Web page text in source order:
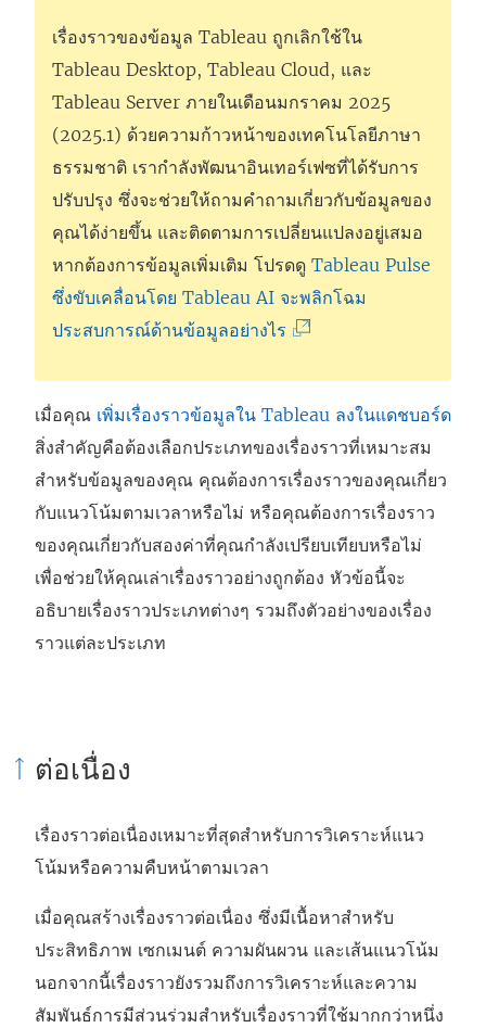
เรื่องราวของข้อมูล Tableau ถูกเลิกใช้ใน
Tableau Desktop, Tableau Cloud, และ
Tableau Server ภายในเดือนมกราคม 2025
(2025.1) ด้วยความก้าวหน้าของเทคโนโลยีภาษา
ธรรมชาติ เรากำลังพัฒนาอินเทอร์เฟซที่ได้รับการ
ปรับปรุง ซึ่งจะช่วยให้ถามคำถามเกี่ยวกับข้อมูลของ
คุณได้ง่ายขึ้น และติดตามการเปลี่ยนแปลงอยู่เสมอ
หากต้องการข้อมูลเพิ่มเติม โปรดดู Tableau Pulse
ซึ่งขับเคลื่อนโดย Tableau AI จะพลิกโฉม
ประสบการณ์ด้านข้อมูลอย่างไร
ก์
จ
ะ
เ
ปิ
ด
ใ
ห
ม่
)
เมื่อคุณ เพิ่มเรื่องราวข้อมูลใน Tableau ลงในแดชบอร์ด
สิ่งสำคัญคือต้องเลือกประเภทของเรื่องราวที่เหมาะสม
สำหรับข้อมูลของคุณ คุณต้องการเรื่องราวของคุณเกี่ยว
กับแนวโน้มตามเวลาหรือไม่ หรือคุณต้องการเรื่องราว
ของคุณเกี่ยวกับสองค่าที่คุณกำลังเปรียบเทียบหรือไม่
เพื่อช่วยให้คุณเล่าเรื่องราวอย่างถูกต้อง หัวข้อนี้จะ
อธิบายเรื่องราวประเภทต่างๆ รวมถึงตัวอย่างของเรื่อง
ราวแต่ละประเภท
ต่อเนื่อง
เรื่องราวต่อเนื่องเหมาะที่สุดสำหรับการวิเคราะห์แนว
โน้มหรือความคืบหน้าตามเวลา
เมื่อคุณสร้างเรื่องราวต่อเนื่อง ซึ่งมีเนื้อหาสำหรับ
ประสิทธิภาพ เซกเมนต์ ความผันผวน และเส้นแนวโน้ม
นอกจากนี้เรื่องราวยังรวมถึงการวิเคราะห์และความ
สัมพันธ์การมีส่วนร่วมสำหรับเรื่องราวที่ใช้มากกว่าหนึ่ง